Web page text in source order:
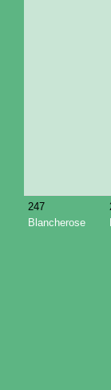
247
Blancherose